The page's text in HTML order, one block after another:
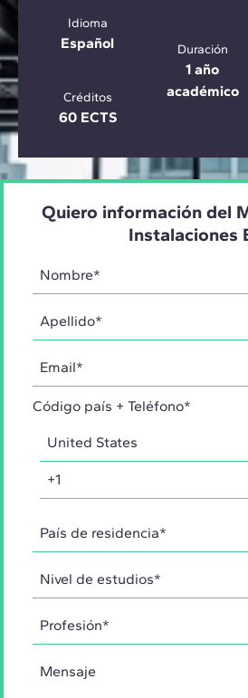
Idioma
Español Duración
1 año
académico
Créditos
60 ECTS
Quiero información del
Instalaciones
Código país + Teléfono*